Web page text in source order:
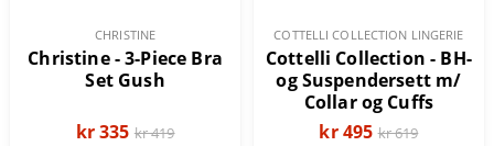
CHRISTINE
Christine - 3-Piece Bra
Set Gush
kr 335 kr 419
COTTELLI COLLECTION LINGERIE
Cottelli Collection - BH-
og Suspendersett m/
Collar og Cuffs
kr 495 kr 619